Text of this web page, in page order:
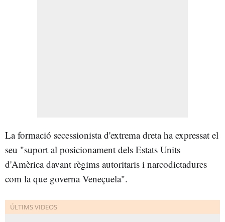
La formació secessionista d'extrema dreta ha expressat el
seu "suport al posicionament dels Estats Units
d'Amèrica davant règims autoritaris i narcodictadures
com la que governa Veneçuela".